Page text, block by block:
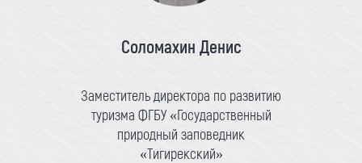
Соломахин Денис
Заместитель директора по развитию
туризма ФГБУ «Государственный
природный заповедник
«Тигирекский»